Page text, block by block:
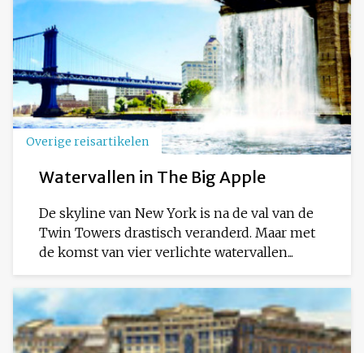
Overige reisartikelen
Watervallen in The Big Apple
De skyline van New York is na de val van de
Twin Towers drastisch veranderd. Maar met
de komst van vier verlichte watervallen...